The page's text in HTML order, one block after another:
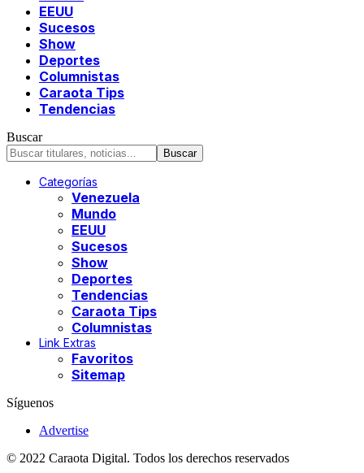
EEUU
Sucesos
Show
Deportes
Columnistas
Caraota Tips
Tendencias
Buscar
Categorías
Venezuela
Mundo
EEUU
Sucesos
Show
Deportes
Tendencias
Caraota Tips
Columnistas
Link Extras
Favoritos
Sitemap
Síguenos
Advertise
© 2022 Caraota Digital. Todos los derechos reservados